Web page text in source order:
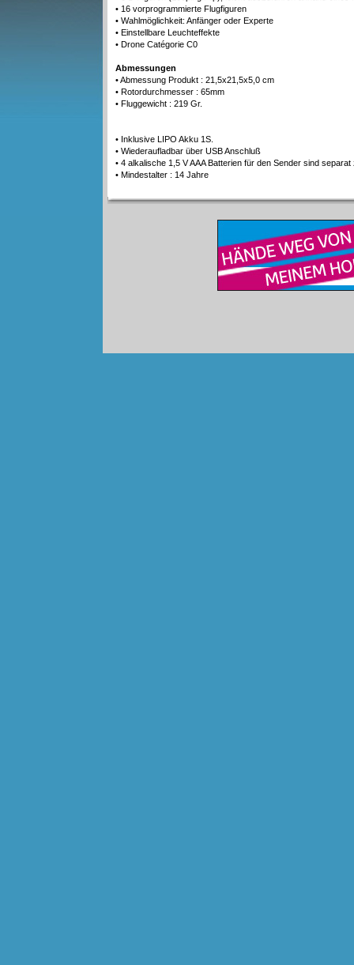
• 16 vorprogrammierte Flugfiguren
• Wahlmöglichkeit: Anfänger oder Experte
• Einstellbare Leuchteffekte
• Drone Catégorie C0
Abmessungen
• Abmessung Produkt : 21,5x21,5x5,0 cm
• Rotordurchmesser : 65mm
• Fluggewicht : 219 Gr.
• Inklusive LIPO Akku 1S.
• Wiederaufladbar über USB Anschluß
• 4 alkalische 1,5 V AAA Batterien für den Sender sind
• Mindestalter : 14 Jahre